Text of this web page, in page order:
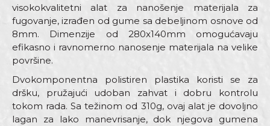
visokokvalitetni alat za nanošenje materijala za
fugovanje, izrađen od gume sa debeljinom osnove od
8mm. Dimenzije od 280x140mm omogućavaju
efikasno i ravnomerno nanosenje materijala na velike
površine.
Dvokomponentna polistiren plastika koristi se za
dršku, pružajući udoban zahvat i dobru kontrolu
tokom rada. Sa težinom od 310g, ovaj alat je dovoljno
lagan za lako manevrisanje, dok njegova gumena